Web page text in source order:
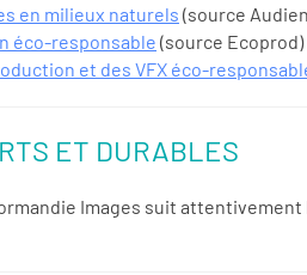
en milieux naturels (source
éco-responsable (source Ecoprod)
et des VFX éco-
ET DURABLES
Images suit attentivement